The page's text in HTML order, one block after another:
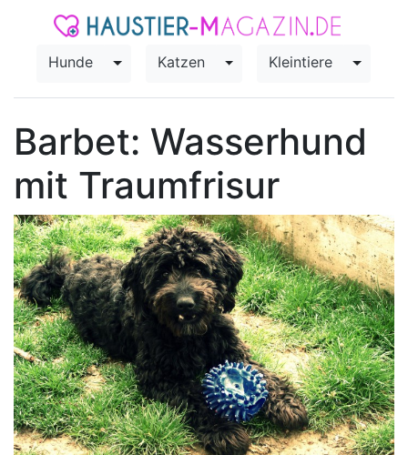
Hunde Toggle Dropdown
Katzen Toggle Dropdown
Kleintiere Toggle
Barbet: Wasserhund
mit Traumfrisur